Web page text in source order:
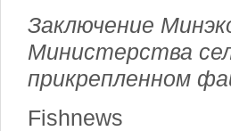
Заключение
Министерства
прикрепленном
Fishnews